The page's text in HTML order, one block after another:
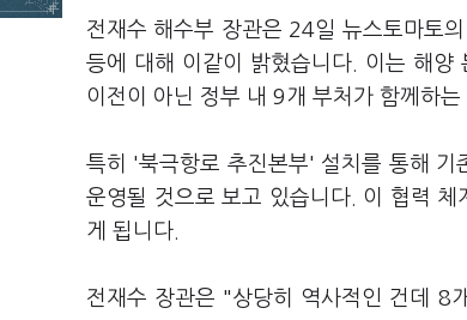
전재수 해수부 장관은 24일 뉴스토마토
등에 대해 이같이 밝혔습니다. 이는 해양
이전이 아닌 정부 내 9개 부처가 함께하
특히 '북극항로 추진본부' 설치를 통해 기
운영될 것으로 보고 있습니다. 이 협력
게 됩니다.
전재수 장관은 "상당히 역사적인 건데 8